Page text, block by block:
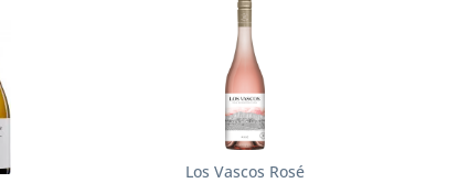
Los Vascos Rosé